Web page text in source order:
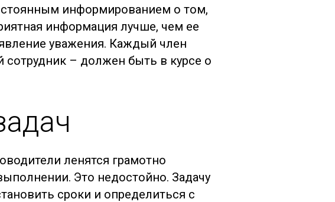
информированием о том,
информация лучше, чем ее
уважения. Каждый член
– должен быть в курсе о
ленятся грамотно
Это недостойно. Задачу
сроки и определиться с